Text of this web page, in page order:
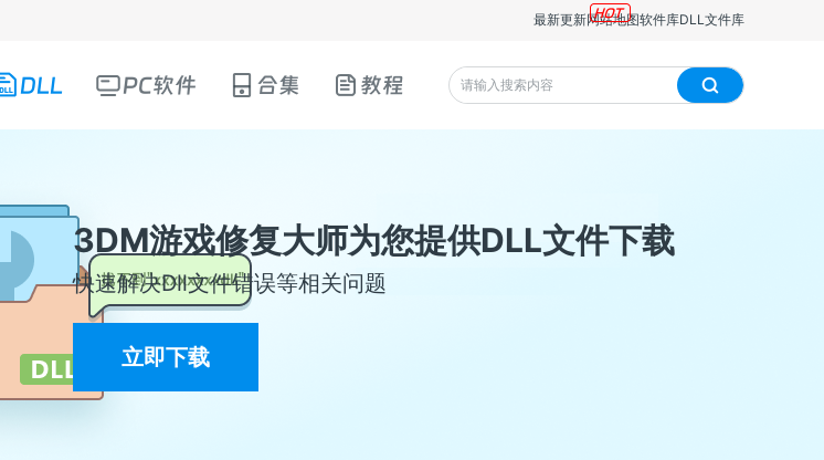
最新更新网站地图软件库DLL文件库
DLL PC软件 合集 教程
3DM游戏修复大师为您提供DLL文件下载
快速解决Dll文件错误等相关问题
立即下载